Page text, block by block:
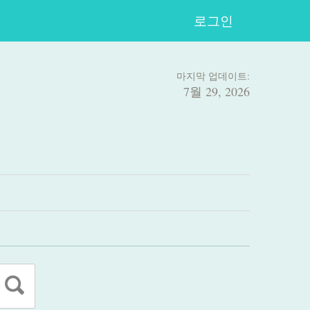
로그인
마지막 업데이트:
7월 29, 2026